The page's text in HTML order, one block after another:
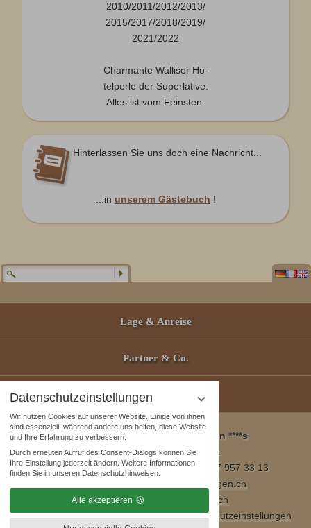
Datenschutzeinstellungen
Wir nutzen Cookies auf unserer Website. Einige von ihnen
sind essenziell, während andere uns helfen, diese Website
und Ihre Erfahrung zu verbessern.
Durch erneuten Aufruf des Consent-Dialogs können Sie
Ihre Einstellung jederzeit ändern. Weitere Informationen
finden Sie in unseren Datenschutzhinweisen.
Alle akzeptieren
2010/2011/2012/2013/
2015/2017/2018/2019/
2021/2022
Charmante Walliser Ho-
telperle der Superlative.
Alles ist vom Feinsten.
Hinterlassen Sie uns doch eine Nachricht...
...in unserem Gästebuch !
Lage & Anreise
Partner & Co.
Gutscheine
Wellness & Spa Pirmin Zurbriggen ****s
3905 Saas Almagell, Schweiz
Tel. +41 (0)27 957 23 01 / Fax +41 (0)27 957 33 13
info@wellnesshotel-zurbriggen.ch
www.wellnesshotel-zurbriggen.ch
Impressum|Datenschutzhinweise|Datenschutzeinstellungen